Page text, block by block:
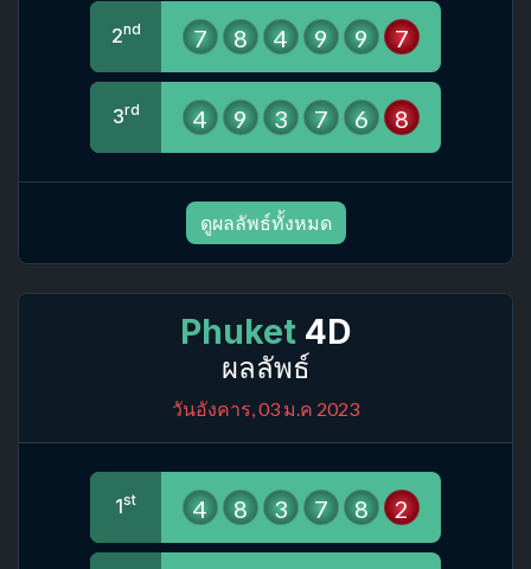
2nd 7 8 4 9 9 7
3rd 4 9 3 7 6 8
ดูผลลัพธ์ทั้งหมด
Phuket 4D
ผลลัพธ์
วันอังคาร, 03 ม.ค 2023
1st 4 8 3 7 8 2